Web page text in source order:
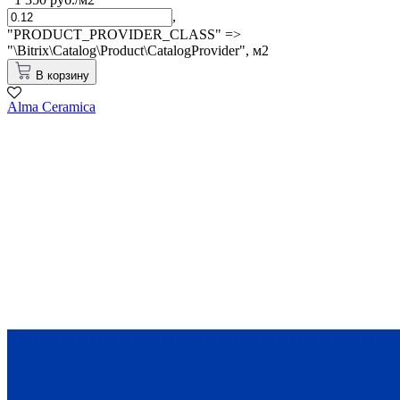
,
"PRODUCT_PROVIDER_CLASS" =>
"\Bitrix\Catalog\Product\CatalogProvider", м2
В корзину
Alma Ceramica